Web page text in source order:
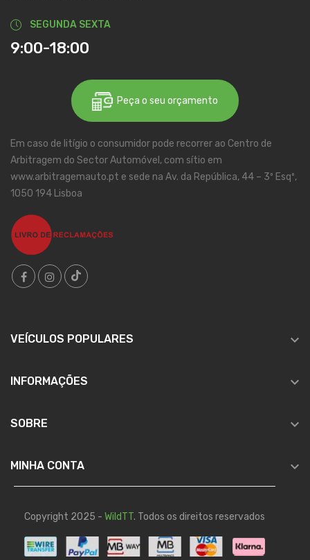
SEGUNDA SEXTA
9:00-18:00
Peça o seu orçamento
Em caso de litígio o consumidor pode recorrer ao Centro de
Arbitragem do Sector Automóvel, com sítio em
www.arbitragemauto.pt e sede na Av. da República, 44 – 3º Esqº,
1050 194 Lisboa
VEÍCULOS POPULARES 
INFORMAÇÕES 
SOBRE 
MINHA CONTA 
Copyright 2025 - WildTT. Todos os direitos reservados